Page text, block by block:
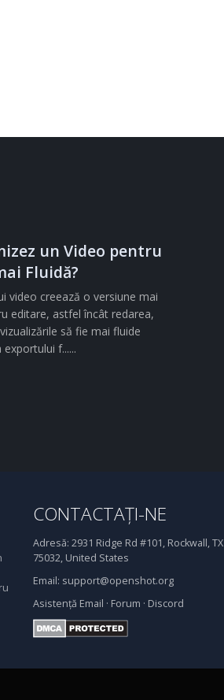
un Video pentru
Fluidă?
video creează o versiune mai
editare, astfel încât redarea,
să fie mai fluide
f......
CONTACTAȚI-NE
Adresă: 2931 Ridge Rd #101, Rockwall, TX
75032, United States
Email: support@openshot.org
Asistență Email · Forum · Discord